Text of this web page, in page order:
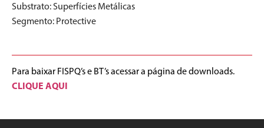
Substrato:Superfícies Metálicas
Segmento: Protective
Para baixar FISPQ’s e BT’s acessar a página de downloads.
CLIQUE AQUI